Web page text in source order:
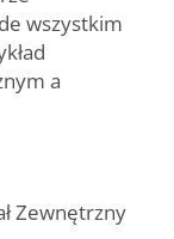
wszystkim
a
Zewnętrzny